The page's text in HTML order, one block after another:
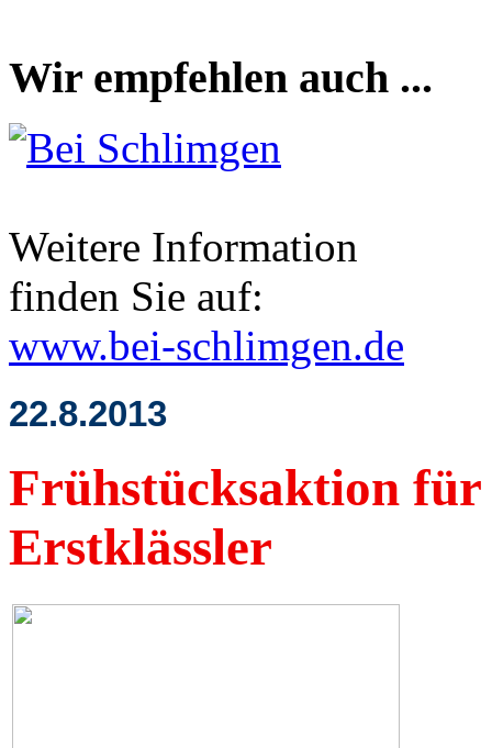
Wir empfehlen auch ...
Weitere Information
finden Sie auf:
www.bei-schlimgen.de
22.8.2013
Frühstücksaktion für
Erstklässler